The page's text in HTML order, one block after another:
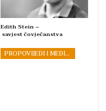
Edith Stein –
savjest čovječanstva
PROPOVIJEDI I MEDITACIJE